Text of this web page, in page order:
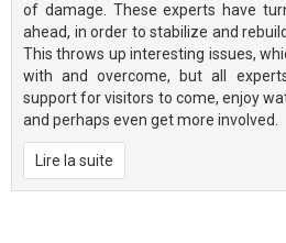
of damage. These experts have
ahead, in order to stabilize and
This throws up interesting issues,
with and overcome, but all
support for visitors to come, enjoy
and perhaps even get more involved.
Lire la suite